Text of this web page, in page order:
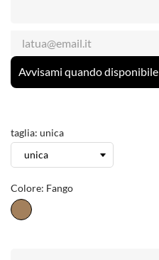
Avvisami quando disponibile
taglia: unica
Colore: Fango
Fango